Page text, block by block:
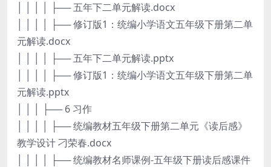
│ │ │ │ ├── 五年下二单元解读.docx
│ │ │ │ ├── 修订版1：统编小学语文五年级下册第二单
元解读.docx
│ │ │ │ ├── 五年下二单元解读.pptx
│ │ │ │ ├── 修订版1：统编小学语文五年级下册第二单
元解读.pptx
│ │ │ ├── 6 习作
│ │ │ │ ├── 统编教材五年级下册第二单元《读后感》
教学设计 刁荣春.docx
│ │ │ │ ├── 统编教材名师课例-五年级下册读后感课件